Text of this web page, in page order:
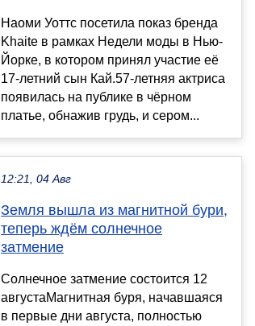
Наоми Уоттс посетила показ бренда
Khaite в рамках Недели моды в Нью-
Йорке, в котором принял участие её
17-летний сын Кай.57-летняя актриса
появилась на публике в чёрном
платье, обнажив грудь, и сером...
12:21, 04 Авг
Земля вышла из магнитной бури,
теперь ждём солнечное
затмение
Cолнечное затмение состоится 12
августаМагнитная буря, начавшаяся
в первые дни августа, полностью